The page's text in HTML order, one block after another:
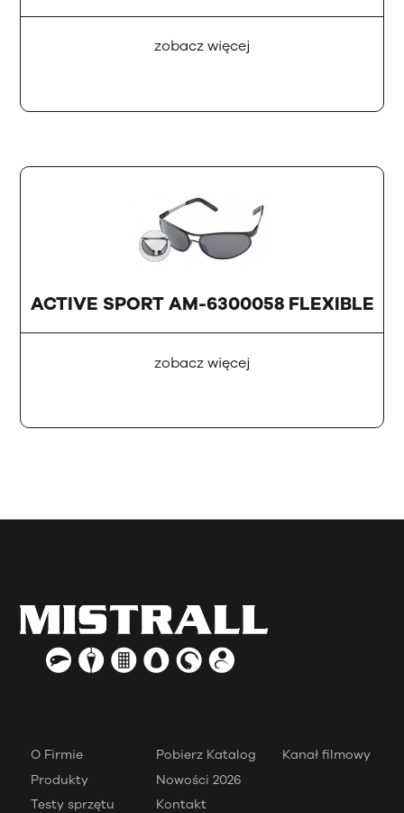
zobacz więcej
ACTIVE SPORT AM-6300058 FLEXIBLE
zobacz więcej
O Firmie
Produkty
Testy sprzętu
Pobierz Katalog
Nowości 2026
Kontakt
Kanał filmowy